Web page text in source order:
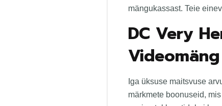
mängukassast. Teie
DC Very
Iga üksuse maitsvuse
märkmete boonuseid,